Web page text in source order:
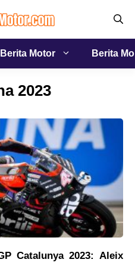
Berita Motor Berita
2023
Catalunya 2023: Aleix